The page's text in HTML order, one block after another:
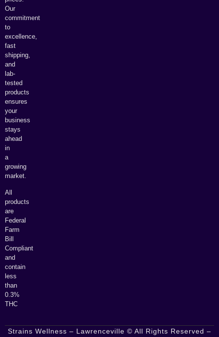
Our
commitment
to
excellence,
fast
shipping,
and
lab-
tested
products
ensures
your
business
stays
ahead
in
a
growing
market.
All
products
are
Federal
Farm
Bill
Compliant
and
contain
less
than
0.3%
THC
Strains Wellness – Lawrenceville © All Rights Reserved –